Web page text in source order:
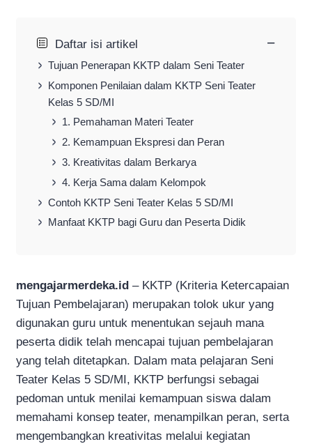
Daftar isi artikel −
Tujuan Penerapan KKTP dalam Seni Teater
Komponen Penilaian dalam KKTP Seni Teater
Kelas 5 SD/MI
1. Pemahaman Materi Teater
2. Kemampuan Ekspresi dan Peran
3. Kreativitas dalam Berkarya
4. Kerja Sama dalam Kelompok
Contoh KKTP Seni Teater Kelas 5 SD/MI
Manfaat KKTP bagi Guru dan Peserta Didik
mengajarmerdeka.id – KKTP (Kriteria Ketercapaian
Tujuan Pembelajaran) merupakan tolok ukur yang
digunakan guru untuk menentukan sejauh mana
peserta didik telah mencapai tujuan pembelajaran
yang telah ditetapkan. Dalam mata pelajaran Seni
Teater Kelas 5 SD/MI, KKTP berfungsi sebagai
pedoman untuk menilai kemampuan siswa dalam
memahami konsep teater, menampilkan peran, serta
mengembangkan kreativitas melalui kegiatan